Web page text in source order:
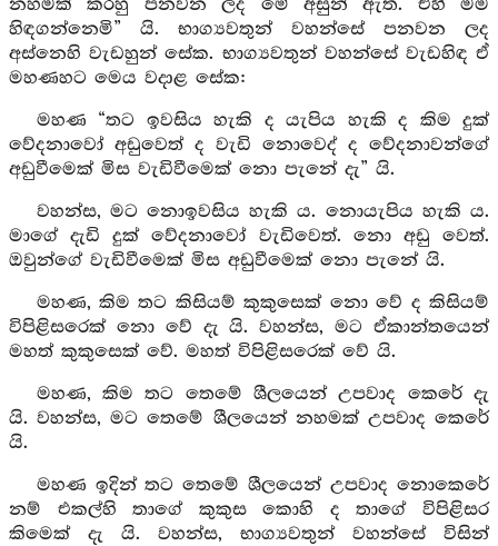
නහමක් කරහු පනවන ලද මේ අසුන් ඇත. එහි මම
හිඳගන්නෙමි” යි. භාග්‍යවතුන් වහන්සේ පනවන ලද
අස්නෙහි වැඩහුන් සේක. භාග්‍යවතුන් වහන්සේ වැඩහිඳ ඒ
මහණහට මෙය වදාළ සේක:
මහණ “තට ඉවසිය හැකි ද යැපිය හැකි ද කිම දුක්
වේදනාවෝ අඩුවෙත් ද වැඩි නොවෙද් ද වේදනාවන්ගේ
අඩුවීමෙක් මිස වැඩිවීමෙක් නො පැනේ දැ” යි.
වහන්ස, මට නොඉවසිය හැකි ය. නොයැපිය හැකි ය.
මාගේ දැඩි දුක් වේදනාවෝ වැඩිවෙත්. නො අඩු වෙත්.
ඔවුන්ගේ වැඩිවීමෙක් මිස අඩුවීමෙක් නො පැනේ යි.
මහණ, කිම තට කිසියම් කුකුසෙක් නො වේ ද කිසියම්
විපිළිසරෙක් නො වේ දැ යි. වහන්ස, මට ඒකාන්තයෙන්
මහත් කුකුසෙක් වේ. මහත් විපිළිසරෙක් වේ යි.
මහණ, කිම තට තෙමේ ශීලයෙන් උපවාද කෙරේ දැ
යි. වහන්ස, මට තෙමේ ශීලයෙන් නහමක් උපවාද කෙරේ
යි.
මහණ ඉදින් තට තෙමේ ශීලයෙන් උපවාද නොකෙරේ
නම් එකල්හි තාගේ කුකුස කොහි ද තාගේ විපිළිසර
කිමෙක් දැ යි. වහන්ස, භාග්‍යවතුන් වහන්සේ විසින්